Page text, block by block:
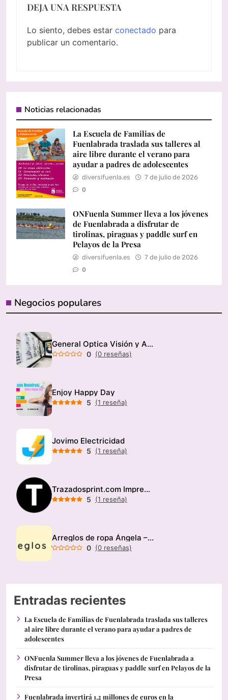
DEJA UNA RESPUESTA
Lo siento, debes estar conectado para
publicar un comentario.
Noticias relacionadas
La Escuela de Familias de
Fuenlabrada traslada sus talleres al
aire libre durante el verano para
ayudar a padres de adolescentes
diversifuenla.es 7 de julio de 2026
0
ONFuenla Summer lleva a los jóvenes
de Fuenlabrada a disfrutar de
tirolinas, piraguas y paddle surf en
Pelayos de la Presa
diversifuenla.es 7 de julio de 2026
0
Negocios populares
General Optica Visión y Audición
0 (0 reseñas)
Enjoy Happy Day
5 (1 reseña)
Jovimo Electricidad
5 (1 reseña)
Trazadosprint.com Imprenta
5 (1 reseña)
Arreglos de ropa Ángela – Modista
0 (0 reseñas)
Entradas recientes
La Escuela de Familias de Fuenlabrada traslada sus talleres
al aire libre durante el verano para ayudar a padres de
adolescentes
ONFuenla Summer lleva a los jóvenes de Fuenlabrada a
disfrutar de tirolinas, piraguas y paddle surf en Pelayos de la
Presa
Fuenlabrada invertirá 1,2 millones de euros en la